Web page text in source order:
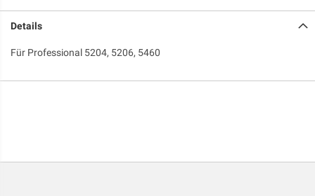
Details
Für Professional 5204, 5206, 5460